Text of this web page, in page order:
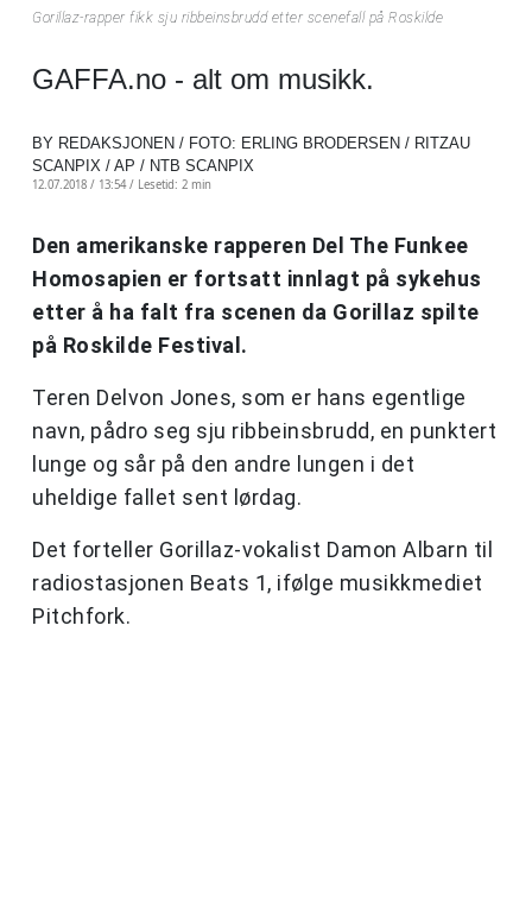
Gorillaz-rapper fikk sju ribbeinsbrudd etter scenefall på Roskilde
GAFFA.no - alt om musikk.
BY REDAKSJONEN / FOTO: ERLING BRODERSEN / RITZAU
SCANPIX / AP / NTB SCANPIX
12.07.2018 / 13:54 / Lesetid: 2 min
Den amerikanske rapperen Del The Funkee
Homosapien er fortsatt innlagt på sykehus
etter å ha falt fra scenen da Gorillaz spilte
på Roskilde Festival.
Teren Delvon Jones, som er hans egentlige
navn, pådro seg sju ribbeinsbrudd, en punktert
lunge og sår på den andre lungen i det
uheldige fallet sent lørdag.
Det forteller Gorillaz-vokalist Damon Albarn til
radiostasjonen Beats 1, ifølge musikkmediet
Pitchfork.